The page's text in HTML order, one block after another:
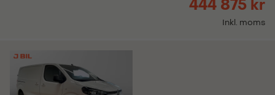
444 875 kr
Inkl. moms